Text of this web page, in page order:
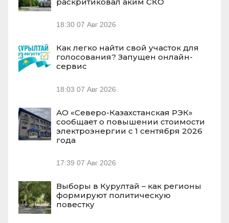
18:30 07 Авг 2026
Как легко найти свой участок для
голосования? Запущен онлайн-
сервис
18:03 07 Авг 2026
АО «Северо-Казахстанская РЭК»
сообщает о повышении стоимости
электроэнергии с 1 сентября 2026
года
17:39 07 Авг 2026
Выборы в Курултай – как регионы
формируют политическую
повестку